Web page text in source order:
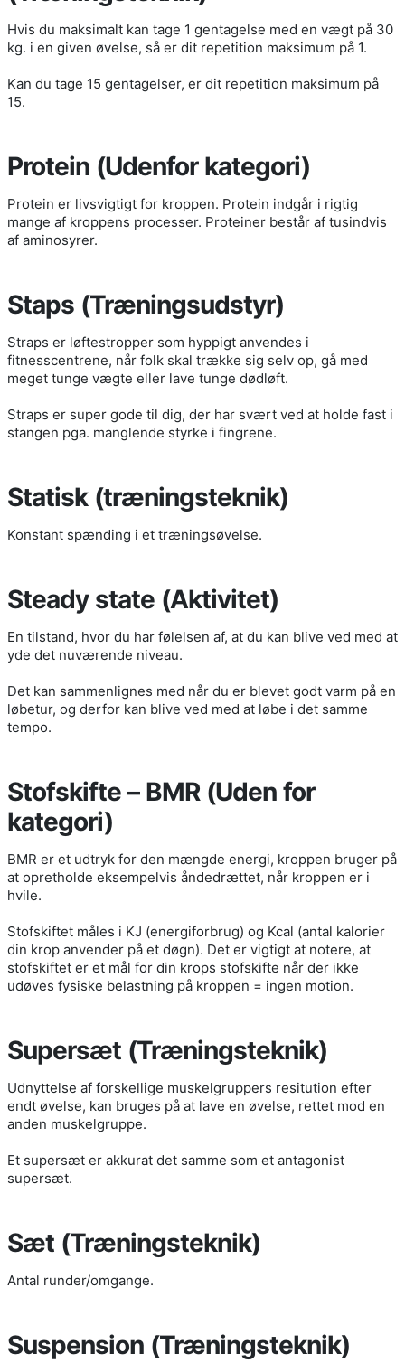
Hvis du maksimalt kan tage 1 gentagelse med en vægt på 30
kg. i en given øvelse, så er dit repetition maksimum på 1.
Kan du tage 15 gentagelser, er dit repetition maksimum på
15.
Protein (Udenfor kategori)
Protein er livsvigtigt for kroppen. Protein indgår i rigtig
mange af kroppens processer. Proteiner består af tusindvis
af aminosyrer.
Staps (Træningsudstyr)
Straps er løftestropper som hyppigt anvendes i
fitnesscentrene, når folk skal trække sig selv op, gå med
meget tunge vægte eller lave tunge dødløft.
Straps er super gode til dig, der har svært ved at holde fast i
stangen pga. manglende styrke i fingrene.
Statisk (træningsteknik)
Konstant spænding i et træningsøvelse.
Steady state (Aktivitet)
En tilstand, hvor du har følelsen af, at du kan blive ved med at
yde det nuværende niveau.
Det kan sammenlignes med når du er blevet godt varm på en
løbetur, og derfor kan blive ved med at løbe i det samme
tempo.
Stofskifte – BMR (Uden for
kategori)
BMR er et udtryk for den mængde energi, kroppen bruger på
at opretholde eksempelvis åndedrættet, når kroppen er i
hvile.
Stofskiftet måles i KJ (energiforbrug) og Kcal (antal kalorier
din krop anvender på et døgn). Det er vigtigt at notere, at
stofskiftet er et mål for din krops stofskifte når der ikke
udøves fysiske belastning på kroppen = ingen motion.
Supersæt (Træningsteknik)
Udnyttelse af forskellige muskelgruppers resitution efter
endt øvelse, kan bruges på at lave en øvelse, rettet mod en
anden muskelgruppe.
Et supersæt er akkurat det samme som et antagonist
supersæt.
Sæt (Træningsteknik)
Antal runder/omgange.
Suspension (Træningsteknik)